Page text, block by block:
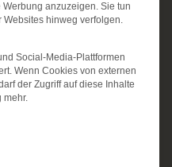
anzuzeigen. Sie tun
hinweg verfolgen.
Social-Media-Plattformen
Wenn Cookies von externen
der Zugriff auf diese Inhalte
mehr.